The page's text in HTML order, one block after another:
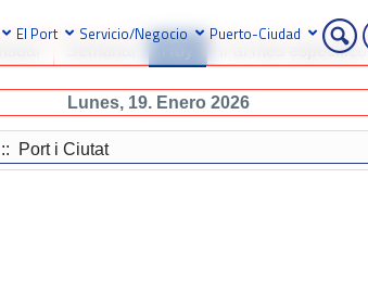
El Port Servicio/Negocio Puerto-Ciudad
Ir al mes específico
Lunes, 19. Enero 2026
:: Port i Ciutat